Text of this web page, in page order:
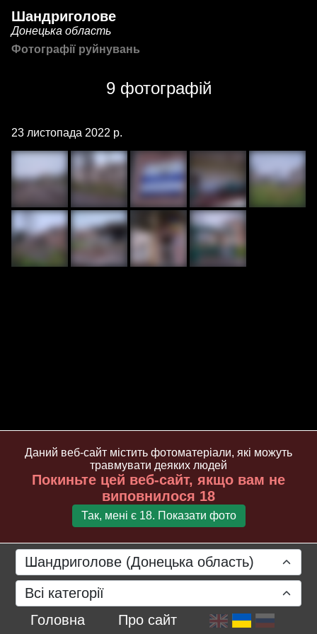
Шандриголове
Донецька область
Фотографії руйнувань
9 фотографій
23 листопада 2022 р.
Шандриголове (Донецька область)
Всі категорії
Головна
Про сайт
Даний веб-сайт містить фотоматеріали, які можуть
травмувати деяких людей
Покиньте цей веб-сайт, якщо вам не
виповнилося 18
Так, мені є 18. Показати фото